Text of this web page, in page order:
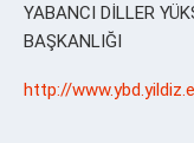
YABANCI DİLLER
BAŞKANLIĞI
http://